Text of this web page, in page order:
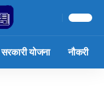
सरकारी योजना नौकरी